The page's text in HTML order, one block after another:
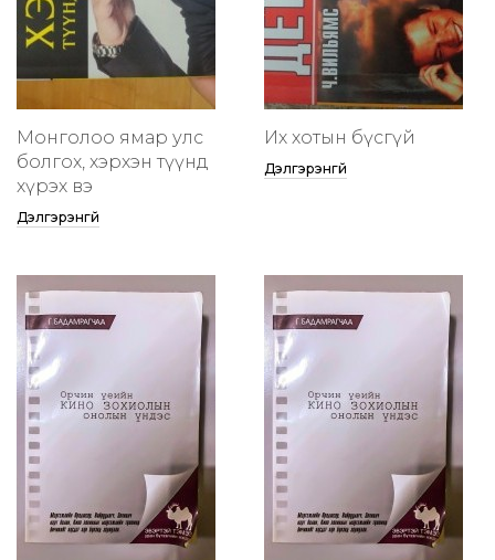
Монголоо ямар улс
болгох, хэрхэн түүнд
хүрэх вэ
Дэлгэрэнгүй
Их хотын бүсгүй
Дэлгэрэнгүй